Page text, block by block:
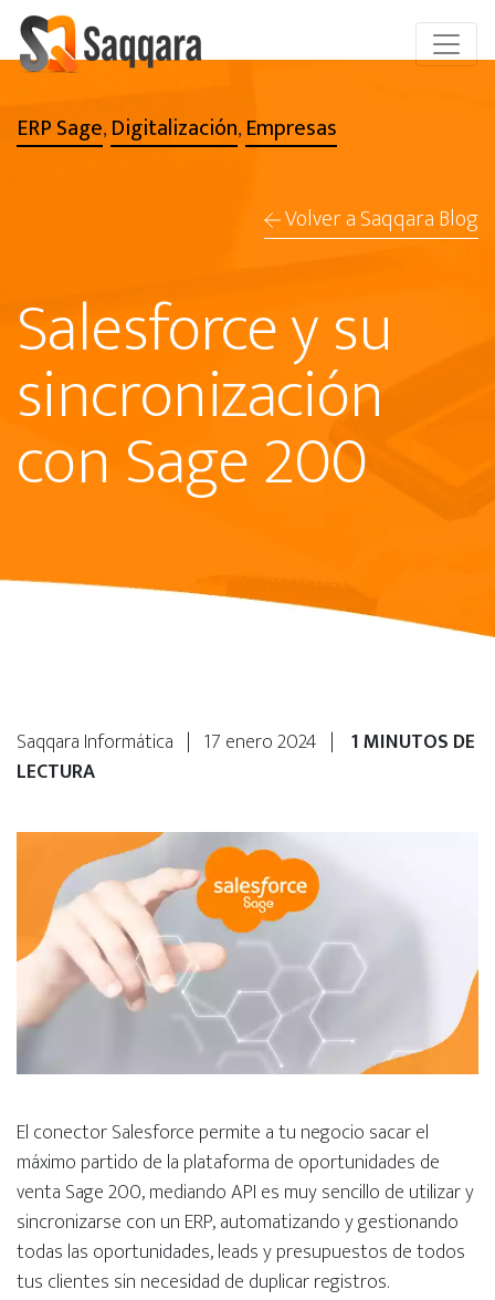
ERP Sage,Digitalización,Empresas
Volver a Saqqara Blog
Salesforce y su
sincronización
con Sage 200
Saqqara Informática | 17 enero 2024 | 1 MINUTOS DE
LECTURA
El conector Salesforce permite a tu negocio sacar el
máximo partido de la plataforma de oportunidades de
venta Sage 200, mediando API es muy sencillo de utilizar y
sincronizarse con un ERP, automatizando y gestionando
todas las oportunidades, leads y presupuestos de todos
tus clientes sin necesidad de duplicar registros.